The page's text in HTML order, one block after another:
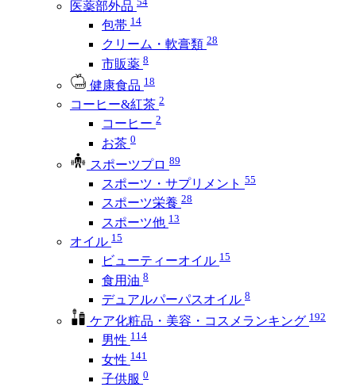
医薬部外品
包帯 14
クリーム・軟膏類 28
市販薬 8
健康食品 18
コーヒー&紅茶 2
コーヒー 2
お茶 0
スポーツプロ 89
スポーツ・サプリメント 55
スポーツ栄養 28
スポーツ他 13
オイル 15
ビューティーオイル 15
食用油 8
デュアルパーパスオイル 8
ケア化粧品・美容・コスメランキング 192
男性 114
女性 141
子供服 0